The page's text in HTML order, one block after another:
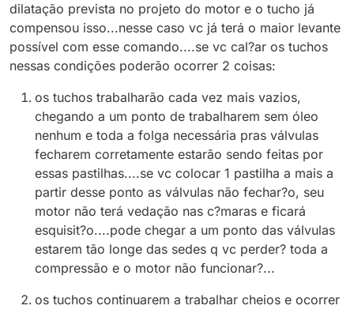
dilatação prevista no projeto do motor e o tucho já
compensou isso...nesse caso vc já terá o maior levante
possível com esse comando....se vc cal?ar os tuchos
nessas condições poderão ocorrer 2 coisas:
os tuchos trabalharão cada vez mais vazios,
chegando a um ponto de trabalharem sem óleo
nenhum e toda a folga necessária pras válvulas
fecharem corretamente estarão sendo feitas por
essas pastilhas....se vc colocar 1 pastilha a mais a
partir desse ponto as válvulas não fechar?o, seu
motor não terá vedação nas c?maras e ficará
esquisit?o....pode chegar a um ponto das válvulas
estarem tão longe das sedes q vc perder? toda a
compressão e o motor não funcionar?...
os tuchos continuarem a trabalhar cheios e ocorrer